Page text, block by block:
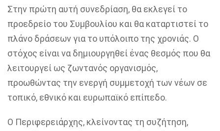
Στην πρώτη αυτή συνεδρίαση, θα εκλεγεί το
προεδρείο του Συμβουλίου και θα καταρτιστεί το
πλάνο δράσεων για το υπόλοιπο της χρονιάς. Ο
στόχος είναι να δημιουργηθεί ένας θεσμός που θα
λειτουργεί ως ζωντανός οργανισμός,
προωθώντας την ενεργή συμμετοχή των νέων σε
τοπικό, εθνικό και ευρωπαϊκό επίπεδο.
Ο Περιφερειάρχης, κλείνοντας τη συζήτηση,